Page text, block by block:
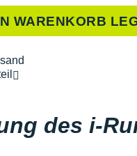
WARENKORB
des i-